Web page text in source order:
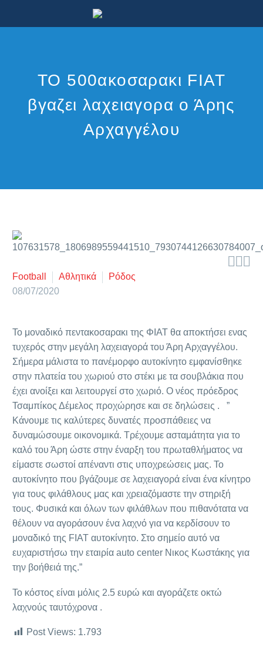
ΤΟ 500ακοσαρακι FIAT
βγαζει λαχειαγορα ο Άρης
Αρχαγγέλου

Football Αθλητικά
Ρόδος
08/07/2020
Το μοναδικό πεντακοσαρακι της ΦΙΑΤ θα αποκτήσει ενας
τυχερός στην μεγάλη λαχειαγορά του Άρη Αρχαγγέλου.
Σήμερα μάλιστα το πανέμορφο αυτοκίνητο εμφανίσθηκε
στην πλατεία του χωριού στο στέκι με τα σουβλάκια που
έχει ανοίξει και λειτουργεί στο χωριό. Ο νέος πρόεδρος
Τσαμπίκος Δέμελος προχώρησε και σε δηλώσεις . ”
Κάνουμε τις καλύτερες δυνατές προσπάθειες να
δυναμώσουμε οικονομικά. Τρέχουμε ασταμάτητα για το
καλό του Άρη ώστε στην έναρξη του πρωταθλήματος να
είμαστε σωστοί απέναντι στις υποχρεώσεις μας. Το
αυτοκίνητο που βγάζουμε σε λαχειαγορά είναι ένα κίνητρο
για τους φιλάθλους μας και χρειαζόμαστε την στηριξή
τους. Φυσικά και όλων των φιλάθλων που πιθανότατα να
θέλουν να αγοράσουν ένα λαχνό για να κερδίσουν το
μοναδικό της FIAT αυτοκίνητο. Στο σημείο αυτό να
ευχαριστήσω την εταιρία auto center Νικος Κωστάκης για
την βοήθειά της.”
Το κόστος είναι μόλις 2.5 ευρώ και αγοράζετε οκτώ
λαχνούς ταυτόχρονα .
Post Views: 1.793